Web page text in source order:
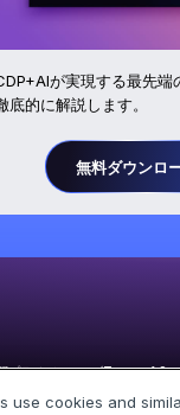
が実現する最先端
底的に解説します。
無料ダウンロ
プライバシーハブTerms of
use cookies and